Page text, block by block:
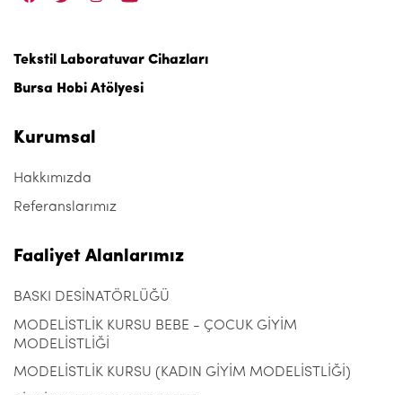
Tekstil Laboratuvar Cihazları
Bursa Hobi Atölyesi
Kurumsal
Hakkımızda
Referanslarımız
Faaliyet Alanlarımız
BASKI DESİNATÖRLÜĞÜ
MODELİSTLİK KURSU BEBE - ÇOCUK GİYİM
MODELİSTLİĞİ
MODELİSTLİK KURSU (KADIN GİYİM MODELİSTLİĞİ)